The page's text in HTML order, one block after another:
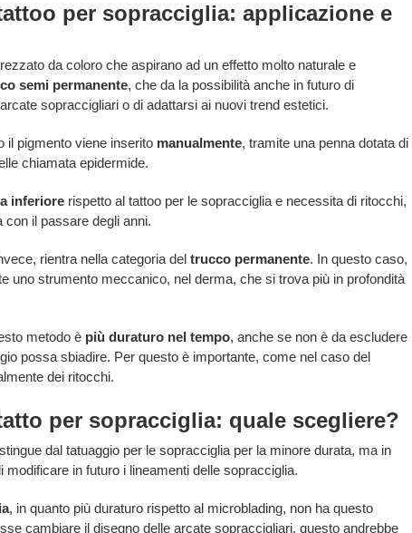
per sopracciglia: applicazione e
da coloro che aspirano ad un effetto molto naturale e
semi permanente, che da la possibilità anche in futuro di
sopraccigliari o di adattarsi ai nuovi trend estetici.
il pigmento viene inserito manualmente, tramite una penna dotata di
chiamata epidermide.
inferiorerispetto al tattoo per le sopracciglia e necessita di ritocchi,
il passare degli anni.
rientra nella categoria del trucco permanente. In questo caso,
uno strumento meccanico, nel derma, che si trova più in profondità
metodo è più duraturo nel tempo, anche se non è da escludere
possa sbiadire. Per questo è importante, come nel caso del
dei ritocchi.
per sopracciglia: quale scegliere?
dal tatuaggio per le sopracciglia per la minore durata, ma in
in futuro i lineamenti delle sopracciglia.
, in quanto più duraturo rispetto al microblading, non ha questo
cambiare il disegno delle arcate sopraccigliari, questo andrebbe